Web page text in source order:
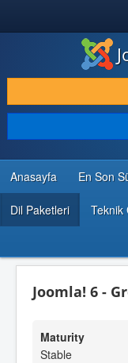
İNDIR & GENIŞLET
KEŞFET & ÖĞREN
TOPLULUK & DESTEK
GELIŞTIRICI
Anasayfa En Son
Dil Paketleri Teknik
Joomla! 6 -
Maturity
Stable